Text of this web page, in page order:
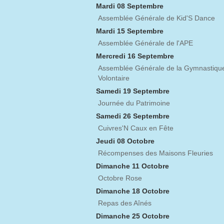
Mardi 08 Septembre
Assemblée Générale de Kid'S Dance
Mardi 15 Septembre
Assemblée Générale de l'APE
Mercredi 16 Septembre
Assemblée Générale de la
Volontaire
Samedi 19 Septembre
Journée du Patrimoine
Samedi 26 Septembre
Cuivres'N Caux en Fête
Jeudi 08 Octobre
Récompenses des Maisons Fleuries
Dimanche 11 Octobre
Octobre Rose
Dimanche 18 Octobre
Repas des Aînés
Dimanche 25 Octobre